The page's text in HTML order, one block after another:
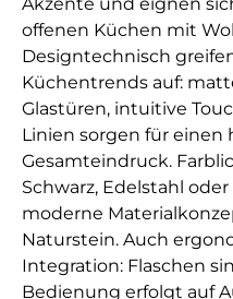
offenen Küchen mit
Designtechnisch
Küchentrends auf:
Glastüren, intuitive
Linien sorgen für einen
Gesamteindruck.
Schwarz, Edelstahl
moderne
Naturstein. Auch
Integration: Flaschen
Bedienung erfolgt auf